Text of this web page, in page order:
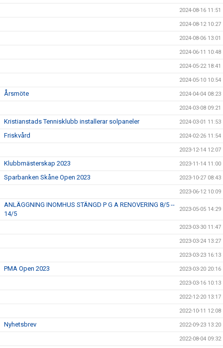
2024-08-16 11:51
2024-08-12 10:27
2024-08-06 13:01
2024-06-11 10:48
2024-05-22 18:41
2024-05-10 10:54
Årsmöte 2024-04-04 08:23
2024-03-08 09:21
Kristianstads Tennisklubb installerar solpaneler 2024-03-01 11:53
Friskvård 2024-02-26 11:54
2023-12-14 12:07
Klubbmästerskap 2023 2023-11-14 11:00
Sparbanken Skåne Open 2023 2023-10-27 08:43
2023-06-12 10:09
ANLÄGGNING INOMHUS STÄNGD P G A RENOVERING 8/5 --
14/5
2023-05-05 14:29
2023-03-30 11:47
2023-03-24 13:27
2023-03-23 16:13
PMA Open 2023 2023-03-20 20:16
2023-03-16 10:13
2022-12-20 13:17
2022-10-11 12:08
Nyhetsbrev 2022-09-23 13:20
2022-08-04 09:32